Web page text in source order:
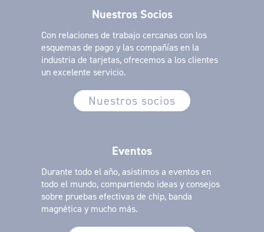
Nuestros Socios
Con relaciones de trabajo cercanas con los
esquemas de pago y las compañías en la
industria de tarjetas, ofrecemos a los clientes
un excelente servicio.
Nuestros socios
Eventos
Durante todo el año, asistimos a eventos en
todo el mundo, compartiendo ideas y consejos
sobre pruebas efectivas de chip, banda
magnética y mucho más.